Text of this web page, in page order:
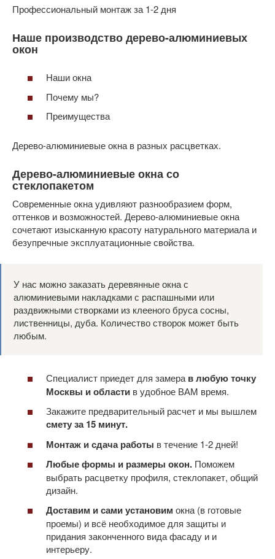
Профессиональный монтаж за 1-2 дня
Наше производство дерево-алюминиевых
окон
Наши окна
Почему мы?
Преимущества
Дерево-алюминиевые окна в разных расцветках.
Дерево-алюминиевые окна со
стеклопакетом
Современные окна удивляют разнообразием форм,
оттенков и возможностей. Дерево-алюминиевые окна
сочетают изысканную красоту натурального материала и
безупречные эксплуатационные свойства.
У нас можно заказать деревянные окна с
алюминиевыми накладками с распашными или
раздвижными створками из клееного бруса сосны,
лиственницы, дуба. Количество створок может быть
любым.
Специалист приедет для замера в любую точку
Москвы и области в удобное ВАМ время.
Закажите предварительный расчет и мы вышлем
смету за 15 минут.
Монтаж и сдача работы в течение 1-2 дней!
Любые формы и размеры окон. Поможем
выбрать расцветку профиля, стеклопакет, общий
дизайн.
Доставим и сами установим окна (в готовые
проемы) и всё необходимое для защиты и
придания законченного вида фасаду и и
интерьеру.